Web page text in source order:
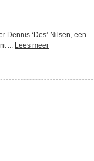
Dennis ‘Des’ Nilsen, een
... Lees meer